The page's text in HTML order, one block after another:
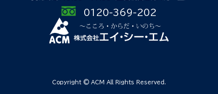
0120-369-202
Copyright © ACM All Rights Reserved.